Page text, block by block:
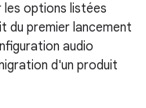
les options listées
du premier lancement
audio
d'un produit